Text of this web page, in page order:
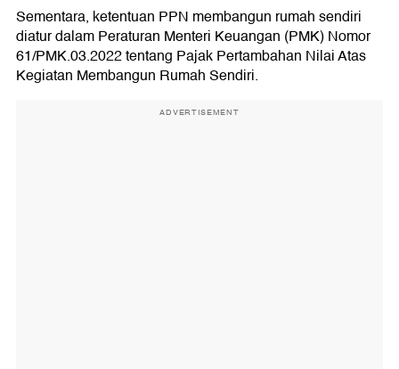
Sementara, ketentuan PPN membangun rumah sendiri
diatur dalam Peraturan Menteri Keuangan (PMK) Nomor
61/PMK.03.2022 tentang Pajak Pertambahan Nilai Atas
Kegiatan Membangun Rumah Sendiri.
ADVERTISEMENT